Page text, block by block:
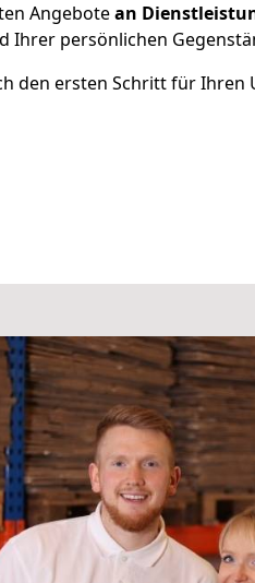
Angebotean
Ihrer persönlichen
den ersten Schritt für Ihren